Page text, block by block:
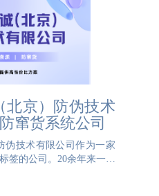
北京）防伪技术
窜货系统公司
伪技术有限公司作为一家
签的公司。20余年来一直
技术有限公司有着十足